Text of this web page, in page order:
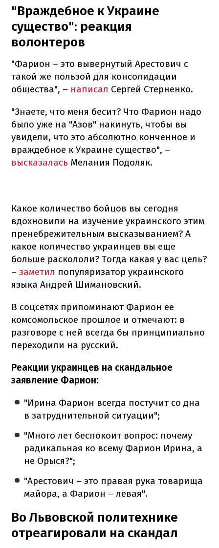
"Враждебное к Украине
существо": реакция
волонтеров
"Фарион – это вывернутый Арестович с
такой же пользой для консолидации
общества", – написал Сергей Стерненко.
"Знаете, что меня бесит? Что Фарион надо
было уже на "Азов" накинуть, чтобы вы
увидели, что это абсолютно конченное и
враждебное к Украине существо", –
высказалась Мелания Подоляк.
Какое количество бойцов вы сегодня
вдохновили на изучение украинского этим
пренебрежительным высказыванием? А
какое количество украинцев вы еще
больше раскололи? Тогда какая у вас цель?
– заметил популяризатор украинского
языка Андрей Шимановский.
В соцсетях припоминают Фарион ее
комсомольское прошлое и отмечают: в
разговоре с ней всегда бы принципиально
переходили на русский.
Реакции украинцев на скандальное
заявление Фарион:
"Ирина Фарион всегда постучит со дна
в затруднительной ситуации";
"Много лет беспокоит вопрос: почему
радикальная ко всему Фарион Ирина, а
не Орыся?";
"Арестович – это правая рука товарища
майора, а Фарион – левая".
Во Львовской политехнике
отреагировали на скандал